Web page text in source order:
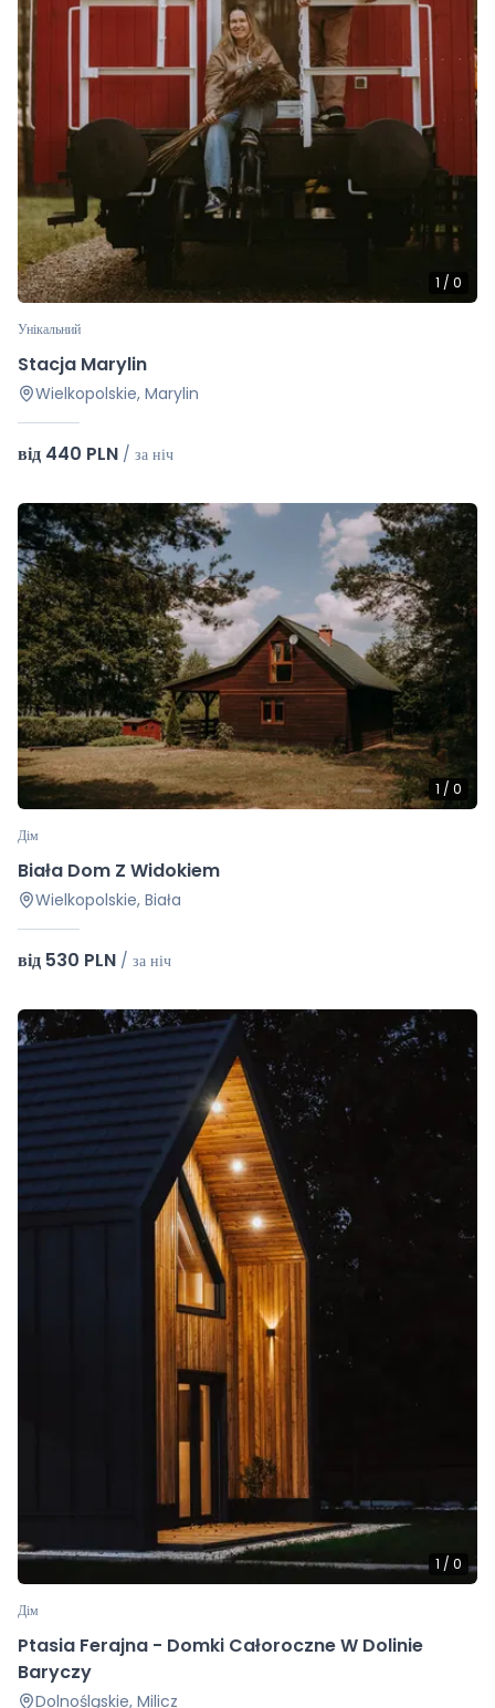
1 / 0
Унікальний
Stacja Marylin
Wielkopolskie, Marylin
від 440 PLN / за ніч
1 / 0
Дім
Biała Dom Z Widokiem
Wielkopolskie, Biała
від 530 PLN / за ніч
1 / 0
Дім
Ptasia Ferajna - Domki Całoroczne W Dolinie
Baryczy
Dolnośląskie, Milicz